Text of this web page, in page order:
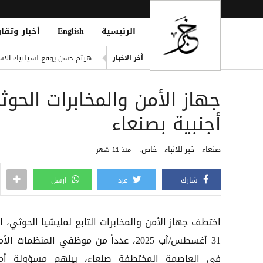
الرئيسية English أخبار
آخر الاخبار
هيثم حسن يوقع لسيلتيك
Against Houthi Attacks
الفرقة الثالثة في قوات
جهاز الأمن والمخابرات
أجنبية بصنعاء
صنعاء - خبر للانباء - خاص: منذ 11 شهر
شارك غرد ارسل
اختطف جهاز الأمن والمخابرات التابع لمليشيا الحوثي،
31 أغسطس/آب 2025، عدداً من موظفي المنظمات
في العاصمة المختطفة صنعاء، بينهم مسؤولة